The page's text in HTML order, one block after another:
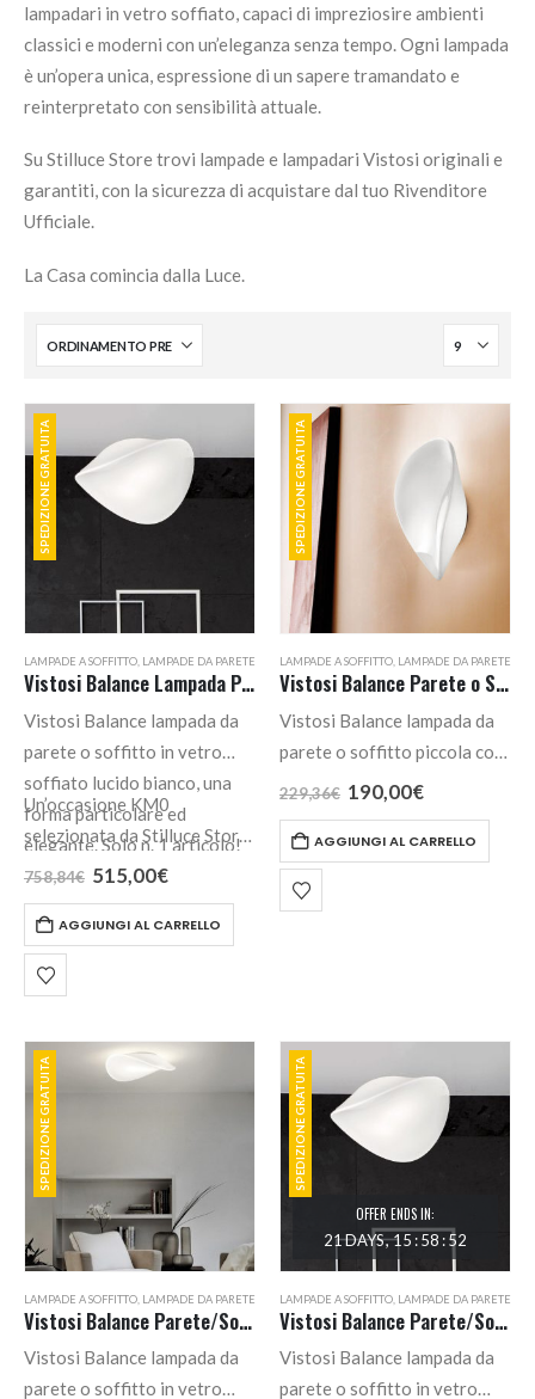
lampadari in vetro soffiato, capaci di impreziosire ambienti
classici e moderni con un’eleganza senza tempo. Ogni lampada
è un’opera unica, espressione di un sapere tramandato e
reinterpretato con sensibilità attuale.
Su Stilluce Store trovi lampade e lampadari Vistosi originali e
garantiti, con la sicurezza di acquistare dal tuo Rivenditore
Ufficiale.
La Casa comincia dalla Luce.
SPEDIZIONE GRATUITA
LAMPADE A SOFFITTO, LAMPADE DA PARETE
Vistosi Balance Lampada Parete o Soffitto Grande KM0
Vistosi Balance lampada da
parete o soffitto in vetro
soffiato lucido bianco, una
forma particolare ed
elegante. Solo n. 1 articolo!
Un’occasione KM0
selezionata da Stilluce Store.
Questa lampada rientra nella
758,84€ Il
prezzo
era:
758,84€.
515,00€Il
è:
515,00€.
AGGIUNGI AL CARRELLO
SPEDIZIONE GRATUITA
LAMPADE A SOFFITTO, LAMPADE DA PARETE
Vistosi Balance Parete o Soffitto Piccola
Vistosi Balance lampada da
parete o soffitto piccola con
struttura in metallo bianco e
lucido.
229,36€ Il
prezzo
originale
era:
229,36€.
190,00€Il
attuale
è:
190,00€.
AGGIUNGI AL CARRELLO
SPEDIZIONE GRATUITA
LAMPADE A SOFFITTO LAMPADE DA PARETE
Vistosi Balance Parete/Soffitto Grande
Vistosi Balance lampada da
parete o soffitto in vetro
SPEDIZIONE GRATUITA
OFFER ENDS IN:
21DAYS 15 :58 :52
LAMPADE A SOFFITTO LAMPADE DA PARETE
Vistosi Balance Parete/Soffitto Media
Vistosi Balance lampada da
parete o soffitto in vetro